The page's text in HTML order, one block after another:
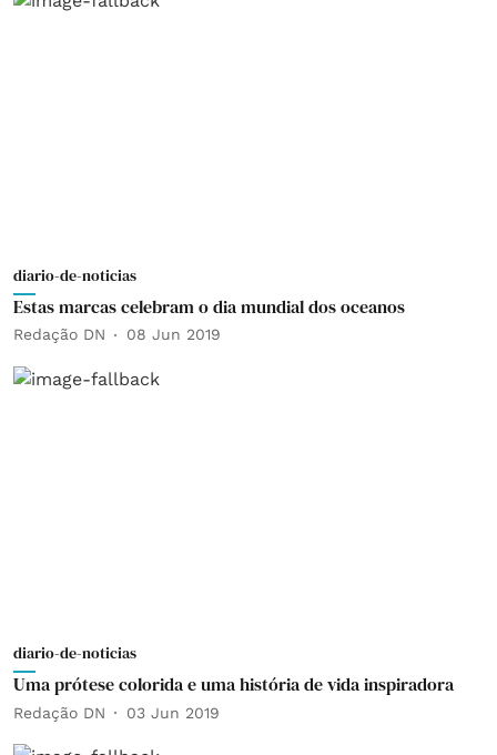
diario-de-noticias
Estas marcas celebram o dia mundial dos oceanos
Redação DN 08 Jun 2019
diario-de-noticias
Uma prótese colorida e uma história de vida inspiradora
Redação DN 03 Jun 2019